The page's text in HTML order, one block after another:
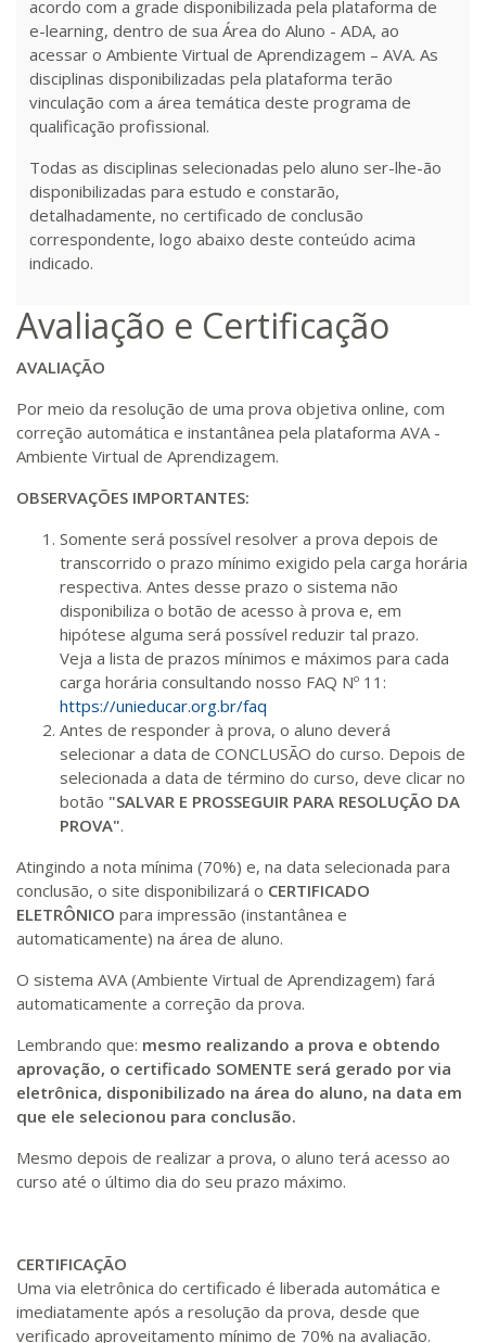
300 H 38dias 120dias
R$ 1.487,06
Matricular
320 H 40 dias
340 H 43dias 120dias
R$ 1.685,33
Matricular
360 H dias 120
Matricular
Matricular
53dias 150dias
R$ 2.082,12
Matricular
55dias 150dias
R$ 2.240,16
Matricular
acordo com a grade disponibilizada pela plataforma de
e-learning, dentro de sua Área do Aluno - ADA, ao
acessar o Ambiente Virtual de Aprendizagem – AVA. As
disciplinas disponibilizadas pela plataforma terão
vinculação com a área temática deste programa de
qualificação profissional.
Todas as disciplinas selecionadas pelo aluno ser-lhe-ão
disponibilizadas para estudo e constarão,
detalhadamente, no certificado de conclusão
correspondente, logo abaixo deste conteúdo acima
indicado.
Avaliação e Certificação
AVALIAÇÃO
Por meio da resolução de uma prova objetiva online, com
correção automática e instantânea pela plataforma AVA -
Ambiente Virtual de Aprendizagem.
OBSERVAÇÕES IMPORTANTES:
Somente será possível resolver a prova depois de
transcorrido o prazo mínimo exigido pela carga horária
respectiva. Antes desse prazo o sistema não
disponibiliza o botão de acesso à prova e, em
hipótese alguma será possível reduzir tal prazo.
Veja a lista de prazos mínimos e máximos para cada
carga horária consultando nosso FAQ Nº 11:
https://unieducar.org.br/faq
Antes de responder à prova, o aluno deverá
selecionar a data de CONCLUSÃO do curso. Depois de
selecionada a data de término do curso, deve clicar no
botão "SALVAR E PROSSEGUIR PARA RESOLUÇÃO DA
PROVA".
Atingindo a nota mínima (70%) e, na data selecionada para
conclusão, o site disponibilizará o CERTIFICADO
ELETRÔNICO para impressão (instantânea e
automaticamente) na área de aluno.
O sistema AVA (Ambiente Virtual de Aprendizagem) fará
automaticamente a correção da prova.
Lembrando que: mesmo realizando a prova e obtendo
aprovação, o certificado SOMENTE será gerado por via
eletrônica, disponibilizado na área do aluno, na data em
que ele selecionou para conclusão.
Mesmo depois de realizar a prova, o aluno terá acesso ao
curso até o último dia do seu prazo máximo.
CERTIFICAÇÃO
Uma via eletrônica do certificado é liberada automática e
imediatamente após a resolução da prova, desde que
verificado aproveitamento mínimo de 70% na avaliação.